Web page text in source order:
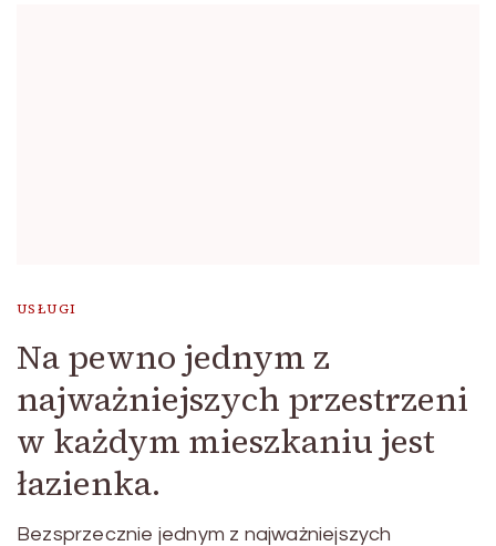
USŁUGI
Na pewno jednym z
najważniejszych przestrzeni
w każdym mieszkaniu jest
łazienka.
Bezsprzecznie jednym z najważniejszych